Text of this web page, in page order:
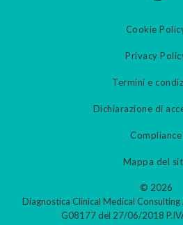
Cookie
Privacy
Termini e
Dichiarazione di
Compliance
Mappa del
© 2026
Diagnostica Clinical Medical
G08177 del 27/06/2018